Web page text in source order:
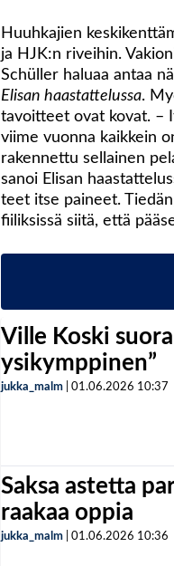
Huuhkajien
ja HJK:n riveihin.
Schüller haluaa antaa
Elisan haastattelussa.
tavoitteet ovat kovat. –
viime vuonna kaikkein
rakennettu sellainen
sanoi Elisan
teet itse paineet.
fiiliksissä siitä, että
Ville Koski
ysikymppinen”
jukka_malm 01.06.2026 10:37
Saksa astetta
raakaa oppia
jukka_malm 01.06.2026 10:36